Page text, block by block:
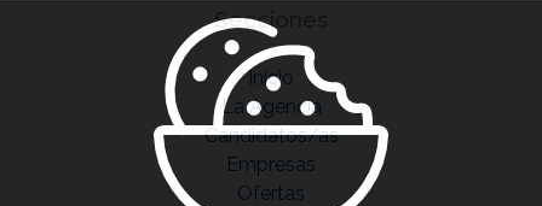
Secciones
Inicio
La Agencia
Candidatos/as
Empresas
Ofertas